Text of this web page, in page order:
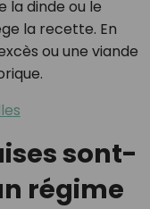
la dinde ou le
la recette. En
ou une viande
sont-
régime